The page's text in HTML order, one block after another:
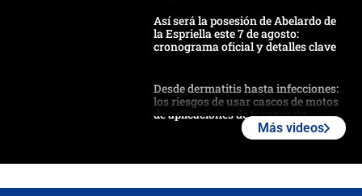
Así será la posesión de Abelardo de
la Espriella este 7 de agosto:
cronograma oficial y detalles clave
Desde dermatitis hasta infecciones:
los riesgos de usar cascos de motos
de aplicaciones de transporte
Más videos